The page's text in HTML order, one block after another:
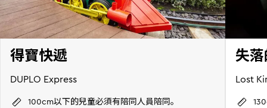
得寶快遞
DUPLO Express
100cm以下的兒童必須有陪同人員陪同。
失
Lost